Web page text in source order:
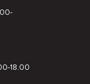
18.00